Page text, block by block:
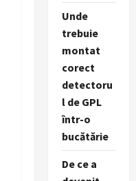
Unde
trebuie
montat
corect
detectoru
l de GPL
într-o
bucătărie
De ce a